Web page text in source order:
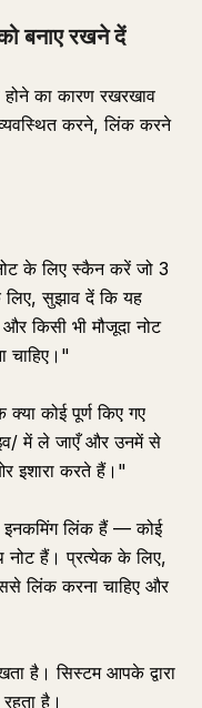
बनाए रखने दें
का कारण रखरखाव
करने, लिंक करने
के लिए स्कैन करें जो 3
सुझाव दें कि यह
किसी भी मौजूदा नोट
चाहिए।"
कोई पूर्ण किए गए
में ले जाएँ और उनमें से
इशारा करते हैं।"
इनकमिंग लिंक हैं — कोई
नोट हैं। प्रत्येक के लिए,
लिंक करना चाहिए और
है। सिस्टम आपके द्वारा
है।